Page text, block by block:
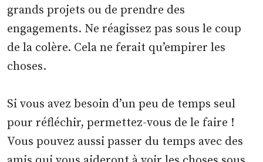
grands projets ou de prendre des
engagements. Ne réagissez pas sous le coup
de la colère. Cela ne ferait qu’empirer les
choses.
Si vous avez besoin d’un peu de temps seul
pour réfléchir, permettez-vous de le faire !
Vous pouvez aussi passer du temps avec des